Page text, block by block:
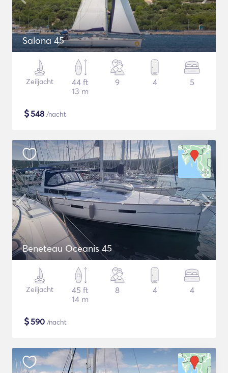
Salona 45
Zeiljacht
44 ft
13 m
9 4 5
$548 /nacht
Beneteau Oceanis 45
Zeiljacht
45 ft
14 m
8 4 4
$590 /nacht